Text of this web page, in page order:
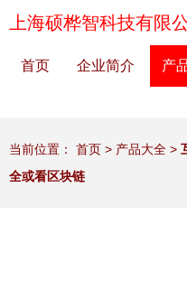
上海硕桦智科技有限
首页 企业简介 产
当前位置： 首页 > 产品大全 >
全或看区块链